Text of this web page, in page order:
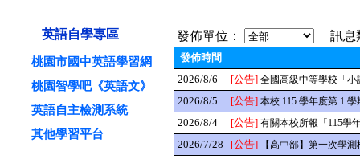
英語自學專區
桃園市國中英語學習網
桃園智學吧《英語文》
英語自主檢測系統
其他學習平台
發佈單位：
訊息
發佈時間
2026/8/6
[公告] 全國高級中等學校「
2026/8/5 [公告] 本校 115 學年度第 1
2026/8/4 [公告] 有關本校所報「115學
2026/7/28 [公告] 【高中部】第一次學